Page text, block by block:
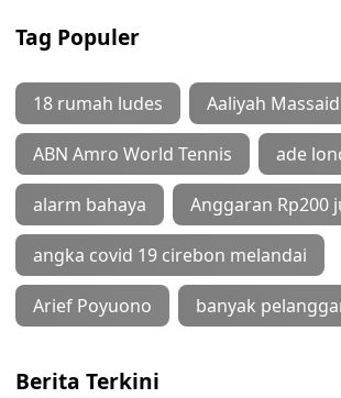
Tag Populer
18 rumah ludes Aaliyah Massaid
ABN Amro World Tennis ade
alarm bahaya Anggaran Rp200
angka covid 19 cirebon melandai
Arief Poyuono banyak
Berita Terkini